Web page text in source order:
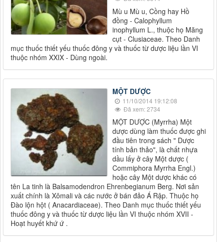
Mù u Mù u, Cồng hay Hồ
đồng - Calophyllum
inophyllum L., thuộc họ Măng
cụt - Clusiaceae. Theo Danh
mục thuốc thiết yếu thuốc đông y và thuốc từ dược liệu lần VI
thuộc nhóm XXIX - Dùng ngoài.
MỘT DƯỢC
11/10/2014 19:12:08
Đã xem: 2734
MỘT DƯỢC (Myrrha) Một
dược dùng làm thuốc được ghi
đầu tiên trong sách " Dược
tính bản thảo", là chất nhựa
dầu lấy ở cây Một dược (
Commiphora Myrrha Engl.)
hoặc cây Một dược khác có
tên La tinh là Balsamodendron Ehrenbegianum Berg. Nơi sản
xuất chính là Xômali và các nước ở bán đảo Á Rập. Thuộc họ
Đào lộn hột ( Anacardiaceae). Theo Danh mục thuốc thiết yếu
thuốc đông y và thuốc từ dược liệu lần VI thuộc nhóm XVII -
Hoạt huyết khứ ứ .